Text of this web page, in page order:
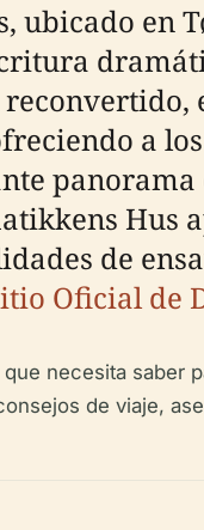
ubicado en
a
Hus
de
Oficial de
necesita saber
de viaje,